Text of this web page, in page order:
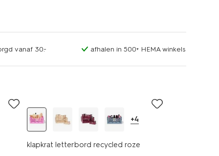
vanaf 30.- afhalen in 500+ HEMA winkels
+4
klapkrat letterbord recycled roze